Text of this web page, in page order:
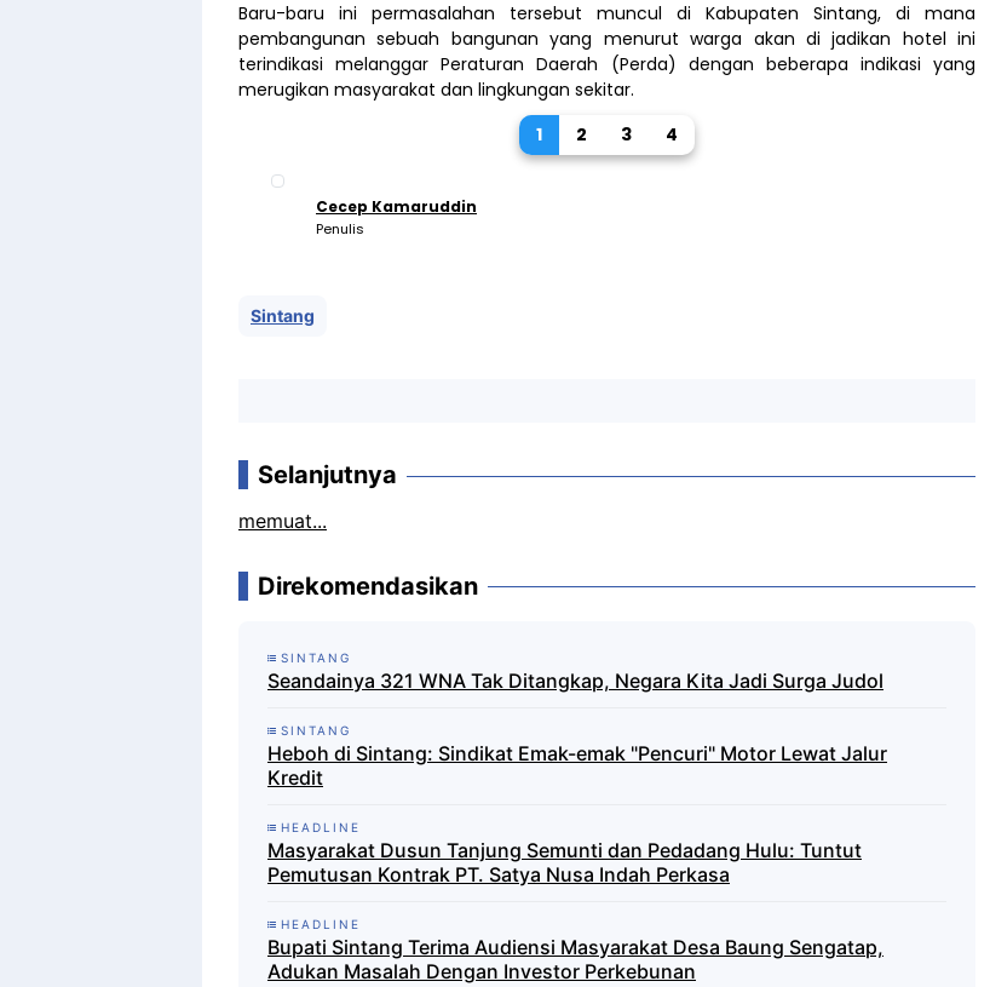
Baru-baru ini permasalahan tersebut muncul di Kabupaten Sintang, di mana
pembangunan sebuah bangunan yang menurut warga akan di jadikan hotel ini
terindikasi melanggar Peraturan Daerah (Perda) dengan beberapa indikasi yang
merugikan masyarakat dan lingkungan sekitar.
1
2 3 4
Cecep Kamaruddin
Penulis
Sintang
Selanjutnya
memuat...
Direkomendasikan
SINTANG
Seandainya 321 WNA Tak Ditangkap, Negara Kita Jadi Surga Judol
SINTANG
Heboh di Sintang: Sindikat Emak-emak "Pencuri" Motor Lewat Jalur
Kredit
HEADLINE
Masyarakat Dusun Tanjung Semunti dan Pedadang Hulu: Tuntut
Pemutusan Kontrak PT. Satya Nusa Indah Perkasa
HEADLINE
Bupati Sintang Terima Audiensi Masyarakat Desa Baung Sengatap,
Adukan Masalah Dengan Investor Perkebunan